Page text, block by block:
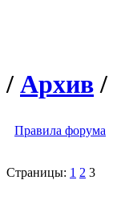
/ Архив /
Правила форума
Страницы: 1 2 3